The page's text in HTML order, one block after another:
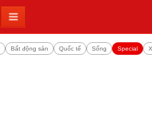
Bất động sản Quốc tế Sống Special